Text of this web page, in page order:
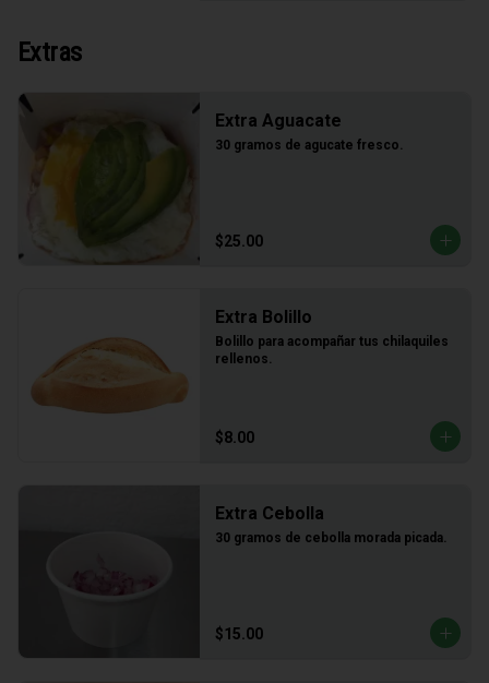
Extras
Extra Aguacate
30 gramos de agucate fresco.
$25.00
Extra Bolillo
Bolillo para acompañar tus chilaquiles
rellenos.
$8.00
Extra Cebolla
30 gramos de cebolla morada picada.
$15.00